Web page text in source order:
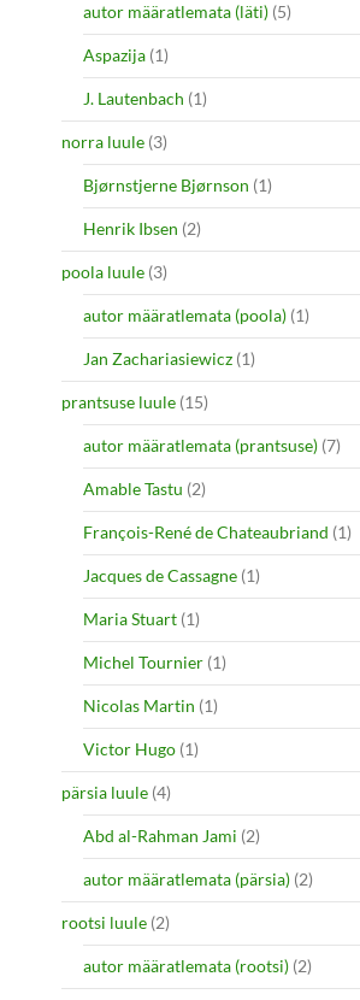
autor määratlemata (läti) (5)
Aspazija (1)
J. Lautenbach (1)
norra luule (3)
Bjørnstjerne Bjørnson (1)
Henrik Ibsen (2)
poola luule (3)
autor määratlemata (poola) (1)
Jan Zachariasiewicz (1)
prantsuse luule (15)
autor määratlemata (prantsuse) (7)
Amable Tastu (2)
François-René de Chateaubriand (1)
Jacques de Cassagne (1)
Maria Stuart (1)
Michel Tournier (1)
Nicolas Martin (1)
Victor Hugo (1)
pärsia luule (4)
Abd al-Rahman Jami (2)
autor määratlemata (pärsia) (2)
rootsi luule (2)
autor määratlemata (rootsi) (2)